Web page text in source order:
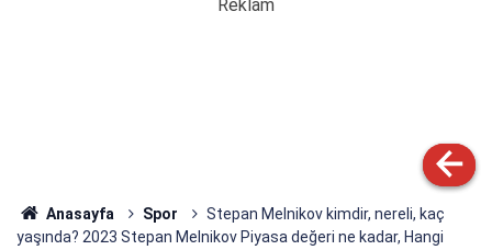
Anasayfa Spor
Stepan Melnikov kimdir, nereli, kaç
yaşında? 2023 Stepan Melnikov Piyasa değeri ne kadar, Hangi